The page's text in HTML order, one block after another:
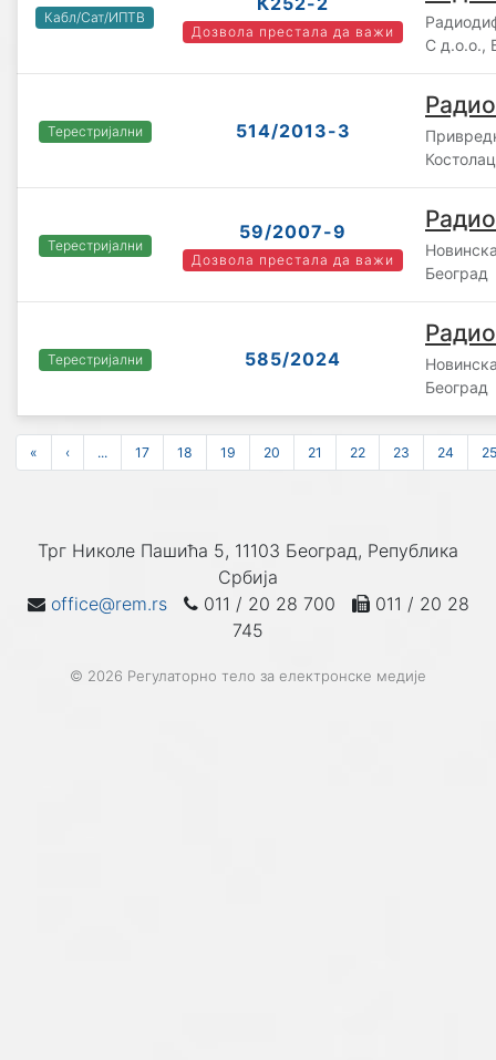
Кабл/Сат/ИПТВ
Дозвола престала да важи
С д.о.о.,
Терестријални 514/2013-3
Костолац
Терестријални
59/2007-9
Дозвола престала да важи
Београд
Терестријални 585/2024
Београд
« ‹ ... 17 18 19 20 21 22 23 24 25
Трг Николе Пашића 5, 11103 Београд, Република
Србија
office@rem.rs
011 / 20 28 700
011 / 20 28
745
© 2026 Регулаторно тело за електронске медије